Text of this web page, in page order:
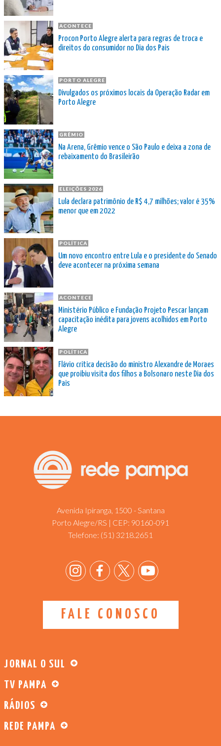
ACONTECE
Procon Porto Alegre alerta para regras de troca e
direitos do consumidor no Dia dos Pais
PORTO ALEGRE
Divulgados os próximos locais da Operação Radar em
Porto Alegre
GRÊMIO
Na Arena, Grêmio vence o São Paulo e deixa a zona de
rebaixamento do Brasileirão
ELEIÇÕES 2026
Lula declara patrimônio de R$ 4,7 milhões; valor é 35%
menor que em 2022
POLÍTICA
Um novo encontro entre Lula e o presidente do Senado
deve acontecer na próxima semana
ACONTECE
Ministério Público e Fundação Projeto Pescar lançam
capacitação inédita para jovens acolhidos em Porto
Alegre
POLÍTICA
Flávio critica decisão do ministro Alexandre de Moraes
que proibiu visita dos filhos a Bolsonaro neste Dia dos
Pais
Avenida Ipiranga, 1500 - Santana
Porto Alegre/RS | CEP: 90160-091
Telefone: (51) 3218.2651
FALE CONOSCO
JORNAL O SUL
TV PAMPA
RÁDIOS
REDE PAMPA